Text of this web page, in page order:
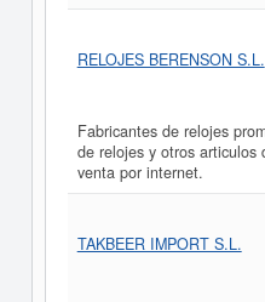
RELOJES BERENSON S.L.
Fabricantes de relojes
de relojes y otros articulos
venta por internet.
TAKBEER IMPORT S.L.